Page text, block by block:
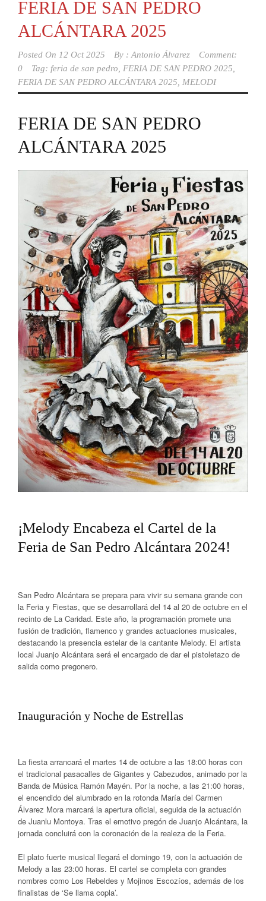
FERIA DE SAN PEDRO
ALCÁNTARA 2025
Posted On 12 Oct 2025 By : Antonio Álvarez
Comment:
0
Tag: feria de san pedro FERIA DE SAN PEDRO 2025
FERIA DE SAN PEDRO ALCÁNTARA 2025
MELODI
FERIA DE SAN PEDRO
ALCÁNTARA 2025
¡Melody Encabeza el Cartel de la
Feria de San Pedro Alcántara 2024!
San Pedro Alcántara se prepara para vivir su semana grande con
la Feria y Fiestas, que se desarrollará del 14 al 20 de octubre en el
recinto de La Caridad. Este año, la programación promete una
fusión de tradición, flamenco y grandes actuaciones musicales,
destacando la presencia estelar de la cantante Melody. El artista
local Juanjo Alcántara será el encargado de dar el pistoletazo de
salida como pregonero.
Inauguración y Noche de Estrellas
La fiesta arrancará el martes 14 de octubre a las 18:00 horas con
el tradicional pasacalles de Gigantes y Cabezudos, animado por la
Banda de Música Ramón Mayén. Por la noche, a las 21:00 horas,
el encendido del alumbrado en la rotonda María del Carmen
Álvarez Mora marcará la apertura oficial, seguida de la actuación
de Juanlu Montoya. Tras el emotivo pregón de Juanjo Alcántara, la
jornada concluirá con la coronación de la realeza de la Feria.
El plato fuerte musical llegará el domingo 19, con la actuación de
Melody a las 23:00 horas. El cartel se completa con grandes
nombres como Los Rebeldes y Mojinos Escozíos, además de los
finalistas de ‘Se llama copla’.